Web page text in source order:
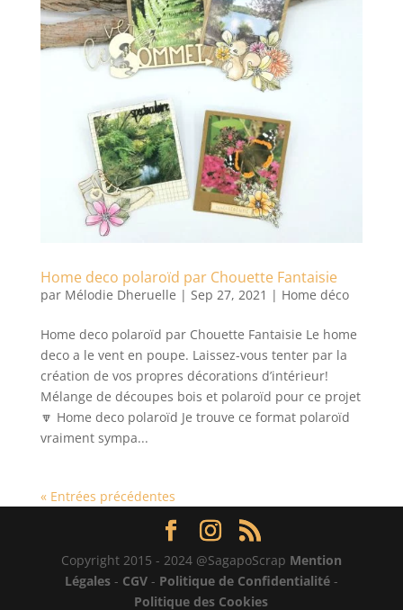
Home deco polaroïd par Chouette Fantaisie
par Mélodie Dheruelle | Sep 27, 2021 | Home déco
Home deco polaroïd par Chouette Fantaisie Le home
deco a le vent en poupe. Laissez-vous tenter par la
création de vos propres décorations d’intérieur!
Mélange de découpes bois et polaroïd pour ce projet
🔽 Home deco polaroïd Je trouve ce format polaroïd
vraiment sympa...
« Entrées précédentes
Copyright 2015 - 2024 @SagapoScrap Mention
Légales- CGV- Politique de Confidentialité-
Politique des Cookies